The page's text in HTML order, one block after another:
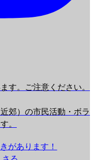
す。ご注意ください。
郊）の市民活動・ボラ
。
があります！